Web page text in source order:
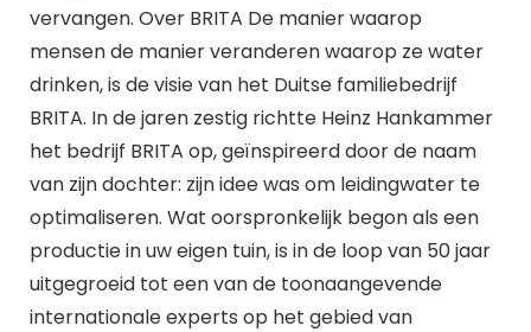
vervangen. Over BRITA De manier waarop
mensen de manier veranderen waarop ze water
drinken, is de visie van het Duitse familiebedrijf
BRITA. In de jaren zestig richtte Heinz Hankammer
het bedrijf BRITA op, geïnspireerd door de naam
van zijn dochter: zijn idee was om leidingwater te
optimaliseren. Wat oorspronkelijk begon als een
productie in uw eigen tuin, is in de loop van 50 jaar
uitgegroeid tot een van de toonaangevende
internationale experts op het gebied van